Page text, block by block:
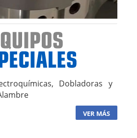
Dobladoras y
VER MÁS